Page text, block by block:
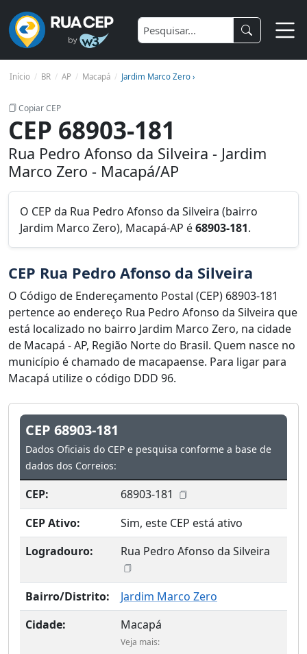
Início BR AP Macapá Jardim Marco Zero ›
Copiar CEP
CEP 68903-181
Rua Pedro Afonso da Silveira - Jardim
Marco Zero - Macapá/AP
O CEP da Rua Pedro Afonso da Silveira (bairro
Jardim Marco Zero), Macapá-AP é68903-181.
CEP Rua Pedro Afonso da Silveira
O Código de Endereçamento Postal (CEP) 68903-181
pertence ao endereço Rua Pedro Afonso da Silveira que
está localizado no bairro Jardim Marco Zero, na cidade
de Macapá - AP, Região Norte do Brasil. Quem nasce no
município é chamado de macapaense. Para ligar para
Macapá utilize o código DDD 96.
CEP 68903-181
Dados Oficiais do CEP e pesquisa conforme a base de
dados dos Correios:
CEP:
68903-181
CEP Ativo:
Sim, este CEP está ativo
Logradouro:
Rua Pedro Afonso da Silveira
Bairro/Distrito:
Jardim Marco Zero
Cidade:
Macapá
Veja mais: